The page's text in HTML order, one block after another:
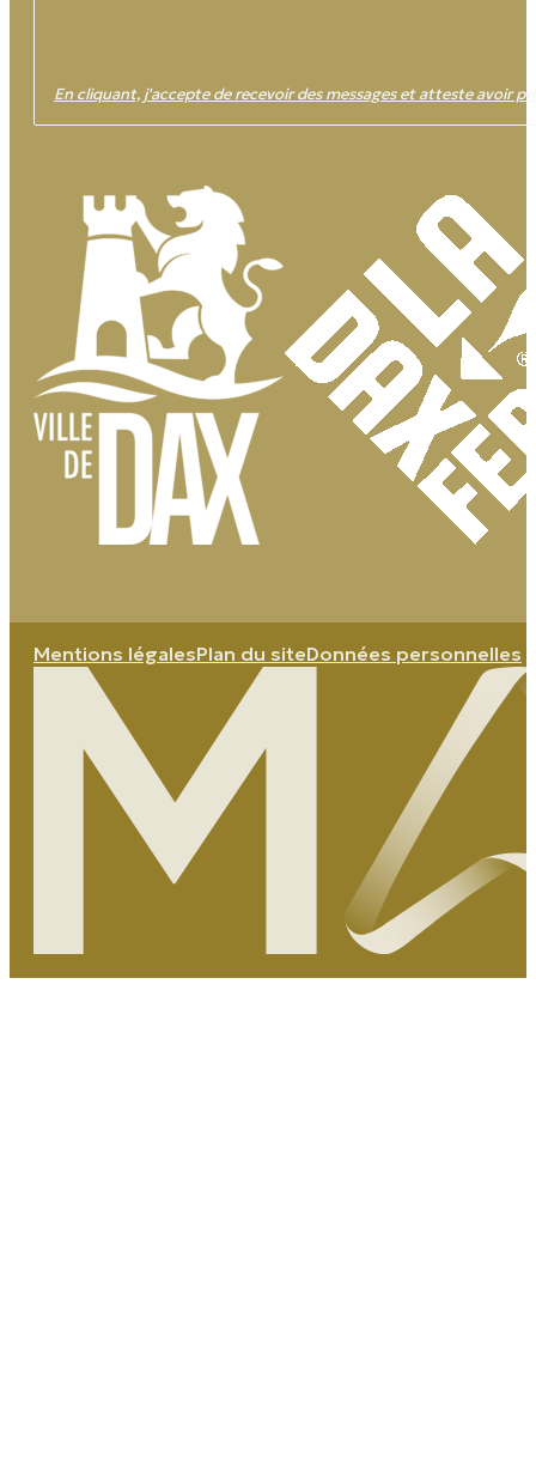
En cliquant, j'accepte de recevoir des messages et atteste avoir
Mentions légalesPlan du siteDonnées personnelles